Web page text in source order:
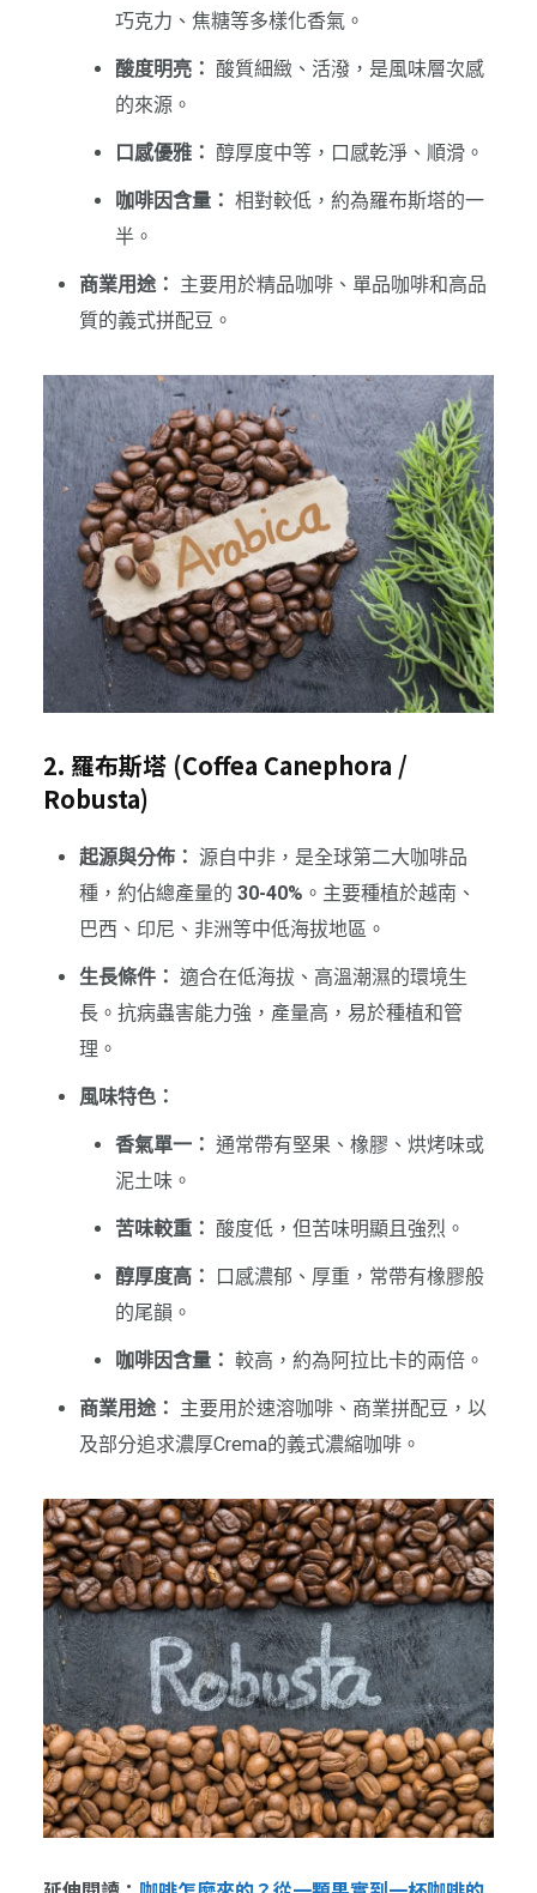
巧克力、焦糖等多樣化香氣。
酸度明亮： 酸質細緻、活潑，是風味層次感
的來源。
口感優雅： 醇厚度中等，口感乾淨、順滑。
咖啡因含量： 相對較低，約為羅布斯塔的一
半。
商業用途： 主要用於精品咖啡、單品咖啡和高品
質的義式拼配豆。
2. 羅布斯塔 (Coffea Canephora /
Robusta)
起源與分佈： 源自中非，是全球第二大咖啡品
種，約佔總產量的 30-40% 。主要種植於越南、
巴西、印尼、非洲等中低海拔地區。
生長條件： 適合在低海拔、高溫潮濕的環境生
長。抗病蟲害能力強，產量高，易於種植和管
理。
風味特色：
香氣單一： 通常帶有堅果、橡膠、烘烤味或
泥土味。
苦味較重： 酸度低，但苦味明顯且強烈。
醇厚度高：
口感濃郁、厚重，常帶有橡膠般
的尾韻。
咖啡因含量： 較高，約為阿拉比卡的兩倍。
商業用途： 主要用於速溶咖啡、商業拼配豆，以
及部分追求濃厚Crema的義式濃縮咖啡。